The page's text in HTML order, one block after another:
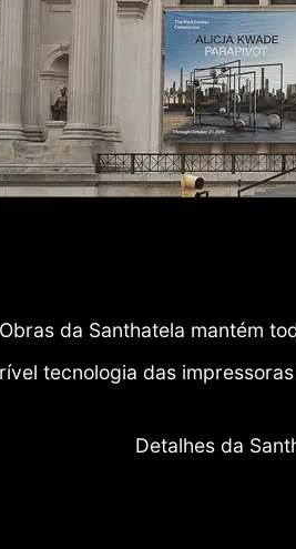
da Santhatela mantém
tecnologia das
Detalhes da